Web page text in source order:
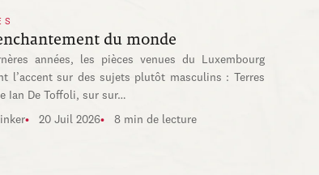
du monde
années, les pièces venues du Luxembourg
l’accent sur des sujets plutôt masculins : Terres
Ian De Toffoli, sur sur…
20 Juil 2026 8 min de lecture